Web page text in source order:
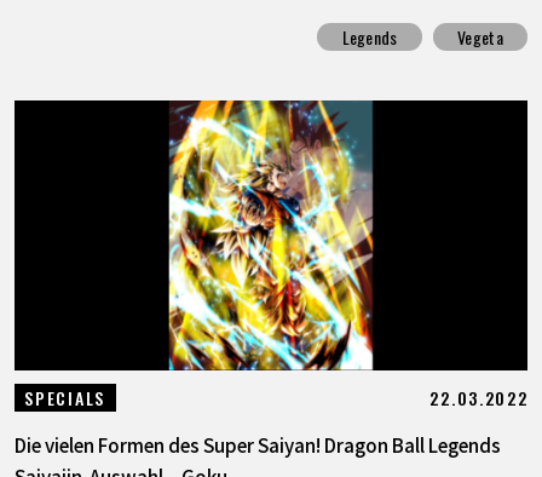
Legends Vegeta
SPECIALS 22.03.2022
Die vielen Formen des Super Saiyan! Dragon Ball Legends